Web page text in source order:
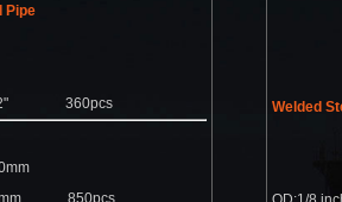
Pipe
16
360pcs
850pcs
Welded